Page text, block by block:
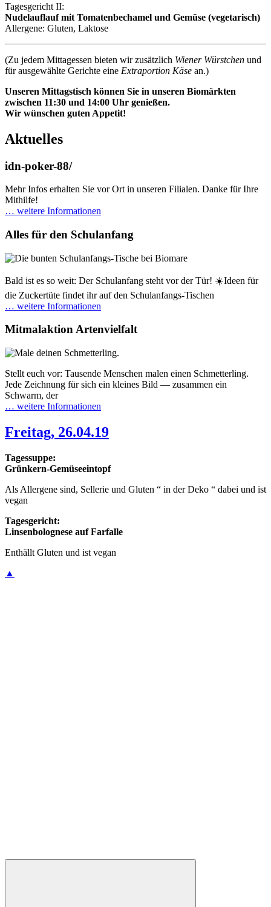
Tagesgericht II:
Nudelauflauf mit Tomatenbechamel und Gemüse (vegetarisch)
Allergene: Gluten, Laktose
(Zu jedem Mittagessen bieten wir zusätzlich Wiener Würstchen und
für ausgewählte Gerichte eine Extraportion Käse an.)
Unseren Mittagstisch können Sie in unseren Biomärkten
zwischen 11:30 und 14:00 Uhr genießen.
Wir wünschen guten Appetit!
Aktuelles
idn-poker-88/
Mehr Infos erhalten Sie vor Ort in unseren Filialen. Danke für Ihre
Mithilfe!
… weitere Informationen
Alles für den Schulanfang
Bald ist es so weit: Der Schulanfang steht vor der Tür! ☀️Ideen für
die Zuckertüte findet ihr auf den Schulanfangs-Tischen
… weitere Informationen
Mitmalaktion Artenvielfalt
Stellt euch vor: Tausende Menschen malen einen Schmetterling.
Jede Zeichnung für sich ein kleines Bild — zusammen ein
Schwarm, der
… weitere Informationen
Freitag, 26.04.19
Tagessuppe:
Grünkern-Gemüseeintopf
Als Allergene sind, Sellerie und Gluten “ in der Deko “ dabei und ist
vegan
Tagesgericht:
Linsenbolognese auf Farfalle
Enthällt Gluten und ist vegan
▲